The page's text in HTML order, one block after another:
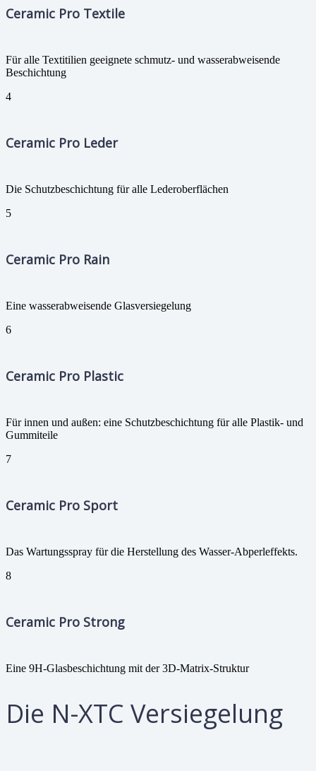
Ceramic Pro Textile
Für alle Textitilien geeignete schmutz- und wasserabweisende
Beschichtung
4
Ceramic Pro Leder
Die Schutzbeschichtung für alle Lederoberflächen
5
Ceramic Pro Rain
Eine wasserabweisende Glasversiegelung
6
Ceramic Pro Plastic
Für innen und außen: eine Schutzbeschichtung für alle Plastik- und
Gummiteile
7
Ceramic Pro Sport
Das Wartungsspray für die Herstellung des Wasser-Abperleffekts.
8
Ceramic Pro Strong
Eine 9H-Glasbeschichtung mit der 3D-Matrix-Struktur
Die N-XTC Versiegelung